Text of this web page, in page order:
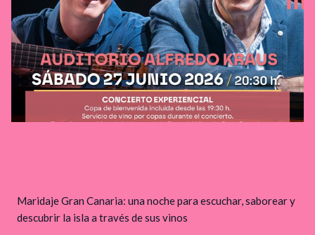
Maridaje Gran Canaria: una noche para escuchar, saborear y
descubrir la isla a través de sus vinos